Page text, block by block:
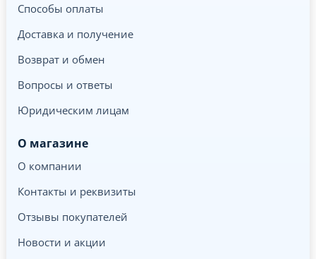
Способы оплаты
Доставка и получение
Возврат и обмен
Вопросы и ответы
Юридическим лицам
О магазине
О компании
Контакты и реквизиты
Отзывы покупателей
Новости и акции